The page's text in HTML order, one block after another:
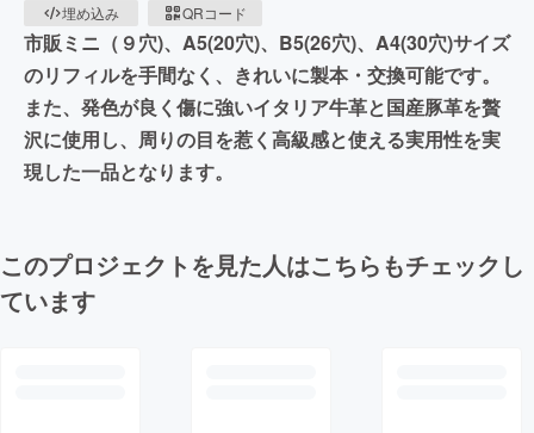
埋め込み
QRコード
市販ミニ（９穴)、A5(20穴)、B5(26穴)、A4(30穴)サイズ
のリフィルを手間なく、きれいに製本・交換可能です。
また、発色が良く傷に強いイタリア牛革と国産豚革を贅
沢に使用し、周りの目を惹く高級感と使える実用性を実
現した一品となります。
このプロジェクトを見た人はこちらもチェックし
ています